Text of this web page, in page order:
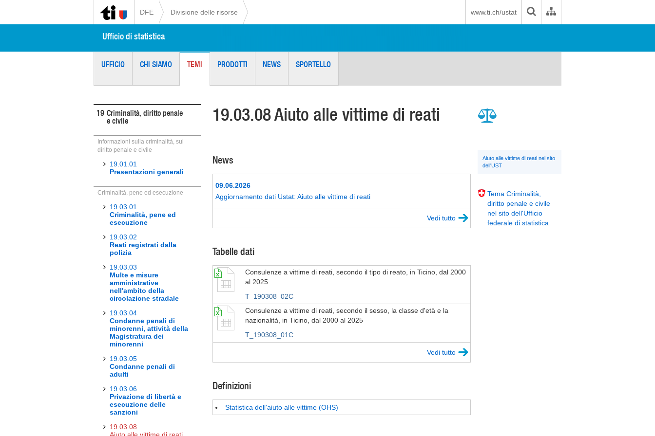
DFE Divisione delle risorse www.ti.ch/ustat
Ufficio di statistica
UFFICIO CHI SIAMO TEMI PRODOTTI NEWS SPORTELLO
19 Criminalità, diritto penale
e civile
Informazioni sulla criminalità, sul
diritto penale e civile
19.01.01
Presentazioni generali
Criminalità, pene ed esecuzione
19.03.01
Criminalità, pene ed
esecuzione
19.03.02
Reati registrati dalla
polizia
19.03.03
Multe e misure
amministrative
nell'ambito della
circolazione stradale
19.03.04
Condanne penali di
minorenni, attività della
Magistratura dei
minorenni
19.03.05
Condanne penali di
adulti
19.03.06
Privazione di libertà e
esecuzione delle
sanzioni
19.03.08
19.03.08 Aiuto alle vittime di reati
News
09.06.2026
Aggiornamento dati Ustat: Aiuto alle vittime di reati
Vedi tutto
Tabelle dati
Consulenze a vittime di reati, secondo il tipo di reato, in Ticino, dal 2000
al 2025
T_190308_02C
Consulenze a vittime di reati, secondo il sesso, la classe d'età e la
nazionalità, in Ticino, dal 2000 al 2025
T_190308_01C
Vedi tutto
Definizioni
Statistica dell'aiuto alle vittime (OHS)
Aiuto alle vittime di reati nel sito
dell'UST
Tema Criminalità,
diritto penale e civile
nel sito dell'Ufficio
federale di statistica